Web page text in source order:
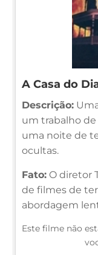
A Casa do
Descrição:
um trabalho
uma noite de
ocultas.
Fato: O diretor
de filmes de
abordagem
Este filme não